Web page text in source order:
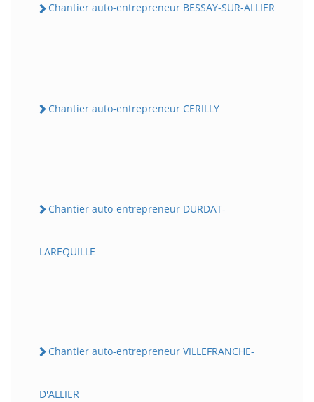
Chantier auto-entrepreneur BESSAY-SUR-ALLIER
Chantier auto-entrepreneur CERILLY
Chantier auto-entrepreneur DURDAT-
LAREQUILLE
Chantier auto-entrepreneur VILLEFRANCHE-
D'ALLIER